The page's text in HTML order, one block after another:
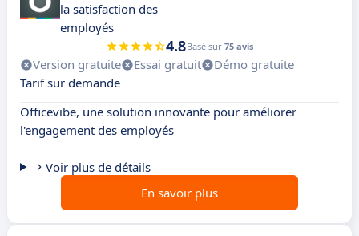
la satisfaction des
employés
4.8Basé sur 75 avis
Version gratuite Essai gratuit
Démo gratuite
Tarif sur demande
Officevibe, une solution innovante pour améliorer
l'engagement des employés
Voir plus de détails
En savoir plus